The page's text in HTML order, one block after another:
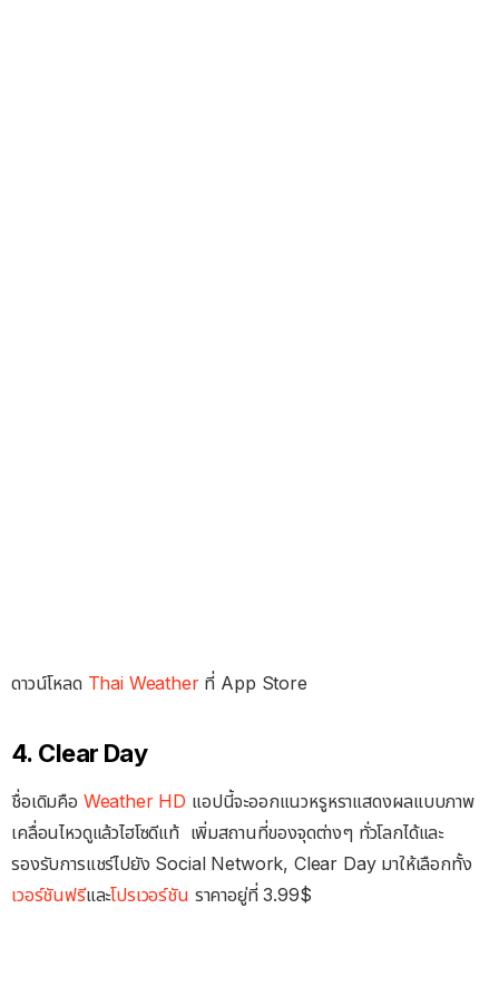
ดาวน์โหลด Thai Weather ที่ App Store
4. Clear Day
ชื่อเดิมคือ Weather HD แอปนี้จะออกแนวหรูหราแสดงผลแบบภาพ
เคลื่อนไหวดูแล้วไฮโซดีแท้ เพิ่มสถานที่ของจุดต่างๆ ทั่วโลกได้และ
รองรับการแชร์ไปยัง Social Network, Clear Day มาให้เลือกทั้ง
เวอร์ชันฟรีและโปรเวอร์ชัน ราคาอยู่ที่ 3.99$